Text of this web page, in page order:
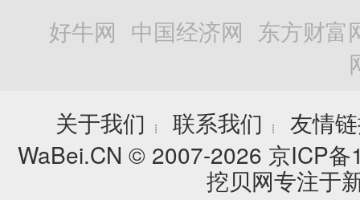
好牛网 中国经济网 东方财富
关于我们
┊ 联系我们 ┊
友情
WaBei.CN © 2007-2026 京ICP
挖贝网专注于